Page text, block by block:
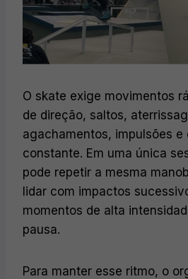
O skate exige movimentos
de direção, saltos,
agachamentos, impulsões e
constante. Em uma única
pode repetir a mesma
lidar com impactos
momentos de alta
pausa.
Para manter esse ritmo, o